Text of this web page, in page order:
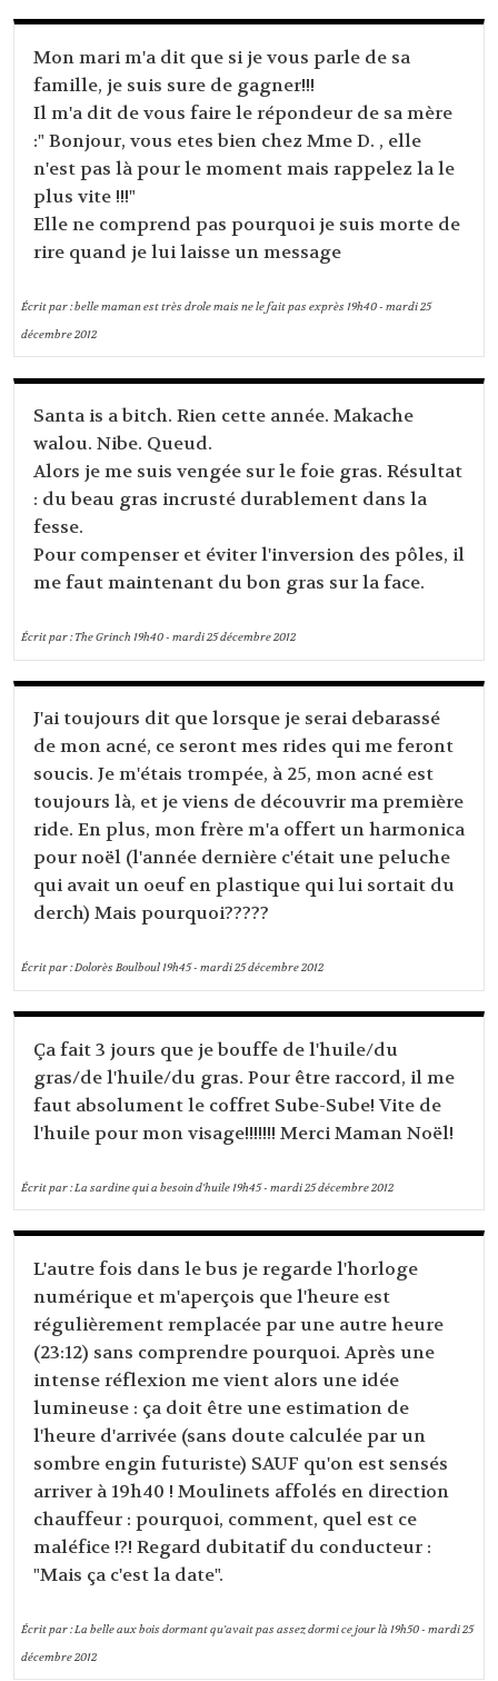
Mon mari m'a dit que si je vous parle de sa
famille, je suis sure de gagner!!!
Il m'a dit de vous faire le répondeur de sa mère
:" Bonjour, vous etes bien chez Mme D. , elle
n'est pas là pour le moment mais rappelez la le
plus vite !!!"
Elle ne comprend pas pourquoi je suis morte de
rire quand je lui laisse un message
Écrit par :belle maman est très drole mais ne le fait pas exprès19h40-mardi 25
décembre 2012
Santa is a bitch. Rien cette année. Makache
walou. Nibe. Queud.
Alors je me suis vengée sur le foie gras. Résultat
: du beau gras incrusté durablement dans la
fesse.
Pour compenser et éviter l'inversion des pôles, il
me faut maintenant du bon gras sur la face.
Écrit par :The Grinch 19h40-mardi 25décembre 2012
J'ai toujours dit que lorsque je serai debarassé
de mon acné, ce seront mes rides qui me feront
soucis. Je m'étais trompée, à 25, mon acné est
toujours là, et je viens de découvrir ma première
ride. En plus, mon frère m'a offert un harmonica
pour noël (l'année dernière c'était une peluche
qui avait un oeuf en plastique qui lui sortait du
derch) Mais pourquoi?????
Écrit par :Dolorès Boulboul19h45-mardi 25décembre 2012
Ça fait 3 jours que je bouffe de l'huile/du
gras/de l'huile/du gras. Pour être raccord, il me
faut absolument le coffret Sube-Sube! Vite de
l'huile pour mon visage!!!!!!! Merci Maman Noël!
Écrit par :La sardine qui a besoin d'huile 19h45-mardi 25décembre 2012
L'autre fois dans le bus je regarde l'horloge
numérique et m'aperçois que l'heure est
régulièrement remplacée par une autre heure
(23:12) sans comprendre pourquoi. Après une
intense réflexion me vient alors une idée
lumineuse : ça doit être une estimation de
l'heure d'arrivée (sans doute calculée par un
sombre engin futuriste) SAUF qu'on est sensés
arriver à 19h40 ! Moulinets affolés en direction
chauffeur : pourquoi, comment, quel est ce
maléfice !?! Regard dubitatif du conducteur :
"Mais ça c'est la date".
Écrit par :La belle aux bois dormant qu'avait pas assez dormi ce jour là 19h50-mardi 25
décembre 2012